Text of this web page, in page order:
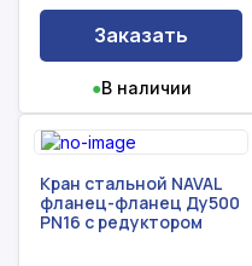
Заказать
●В наличии
Кран стальной NAVAL
фланец-фланец Ду500
PN16 с редуктором